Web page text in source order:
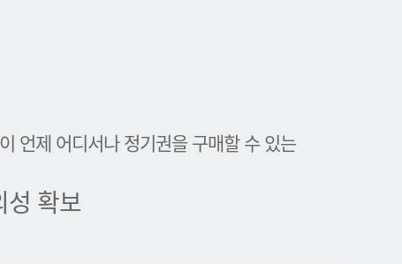
언제 어디서나 정기권을 구매할 수 있는
성 확보